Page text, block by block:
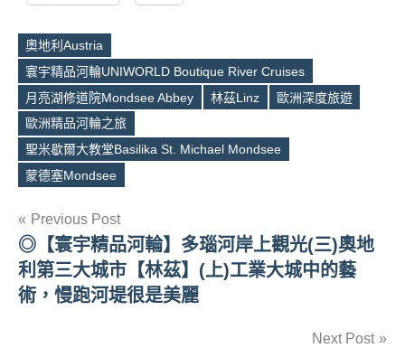
Tags
奧地利Austria
寰宇精品河輪UNIWORLD Boutique River Cruises
月亮湖修道院Mondsee Abbey
林茲Linz
歐洲深度旅遊
歐洲精品河輪之旅
聖米歇爾大教堂Basilika St. Michael Mondsee
蒙德塞Mondsee
文
章
導
Previous Post
◎【寰宇精品河輪】多瑙河岸上觀光(三)奧地
利第三大城市【林茲】(上)工業大城中的藝
術，慢跑河堤很是美麗
Next Post